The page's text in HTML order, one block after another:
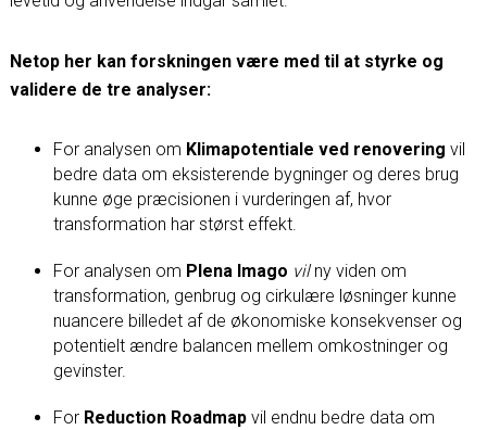
Netop her kan forskningen være med til at styrke og
validere de tre analyser:
For analysen om Klimapotentiale ved renovering vil
bedre data om eksisterende bygninger og deres brug
kunne øge præcisionen i vurderingen af, hvor
transformation har størst effekt.
For analysen om Plena Imago vilny viden om
transformation, genbrug og cirkulære løsninger kunne
nuancere billedet af de økonomiske konsekvenser og
potentielt ændre balancen mellem omkostninger og
gevinster.
For Reduction Roadmap vil endnu bedre data om